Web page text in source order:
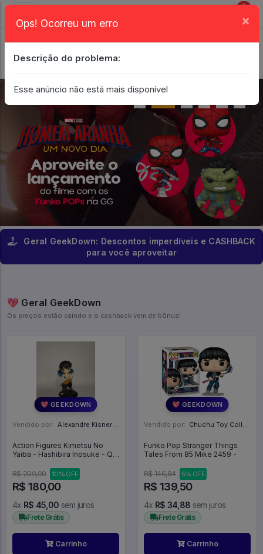
0
Geral GeekDown: Descontos imperdíveis e CASHBACK
para você aproveitar
💖 Geral GeekDown
Os preços estão caindo e o cashback vem de bônus!
💖 GEEKDOWN
Vendido por: Alexandre Kisner - PR
Action Figures Kimetsu No
Yaiba - Hashibira Inosuke - Q
Demon Slayer: Kimetsu No
Yaiba
R$ 200,00 10% OFF
R$ 180,00
4x R$ 45,00 sem juros
Frete Grátis
Carrinho
💖 GEEKDOWN
Vendido por: Chuchu Toy Collection - SP
Funko Pop Stranger Things
Tales From 85 Mike 2459 -
R$ 146,84 5% OFF
R$ 139,50
4x R$ 34,88 sem juros
Frete Grátis
Carrinho
Ops! Ocorreu um erro ×
Descrição do problema:
Esse anúncio não está mais disponível